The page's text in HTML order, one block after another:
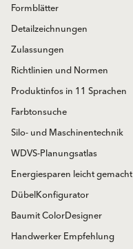
Formblätter
Detailzeichnungen
Zulassungen
Richtlinien und Normen
Produktinfos in 11 Sprachen
Farbtonsuche
Silo- und Maschinentechnik
WDVS-Planungsatlas
Energiesparen leicht gemacht
DübelKonfigurator
Baumit ColorDesigner
Handwerker Empfehlung